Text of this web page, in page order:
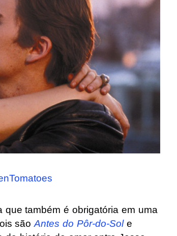
também é obrigatória em uma
sãoAntes do Pôr-do-Sole